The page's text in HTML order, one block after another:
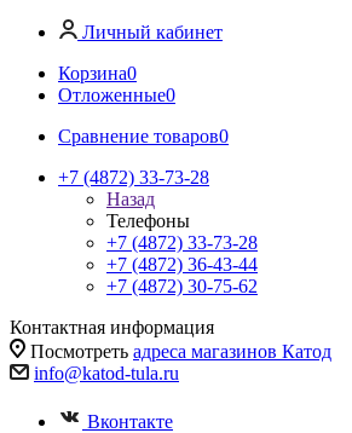
Личный кабинет
Корзина0
Отложенные0
Сравнение товаров0
+7 (4872) 33-73-28
Назад
Телефоны
+7 (4872) 33-73-28
+7 (4872) 36-43-44
+7 (4872) 30-75-62
Контактная информация
Посмотреть адреса магазинов Катод
info@katod-tula.ru
Вконтакте